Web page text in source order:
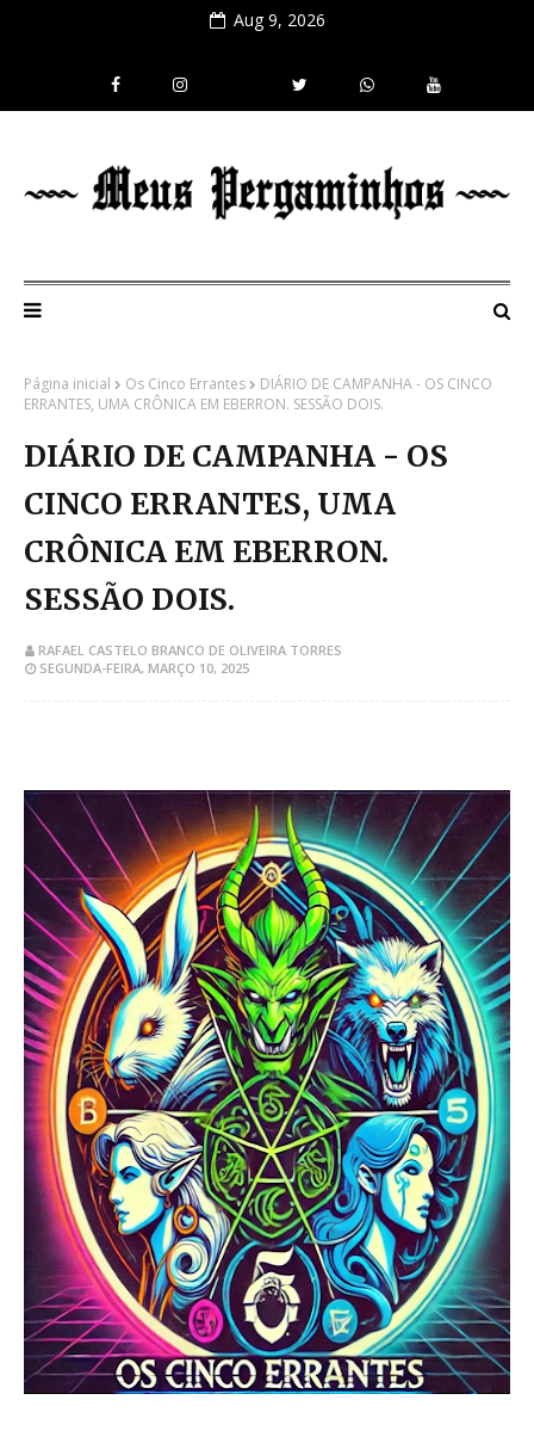
Aug 9, 2026
Página inicial Os Cinco Errantes
DIÁRIO DE CAMPANHA - OS CINCO
ERRANTES, UMA CRÔNICA EM EBERRON. SESSÃO DOIS.
DIÁRIO DE CAMPANHA - OS
CINCO ERRANTES, UMA
CRÔNICA EM EBERRON.
SESSÃO DOIS.
RAFAEL CASTELO BRANCO DE OLIVEIRA TORRES
SEGUNDA-FEIRA, MARÇO 10, 2025